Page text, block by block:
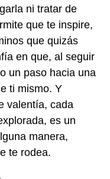
ni tratar de
que te inspire,
que quizás
en que, al seguir
un paso hacia una
ti mismo. Y
valentía, cada
es un
manera,
te rodea.